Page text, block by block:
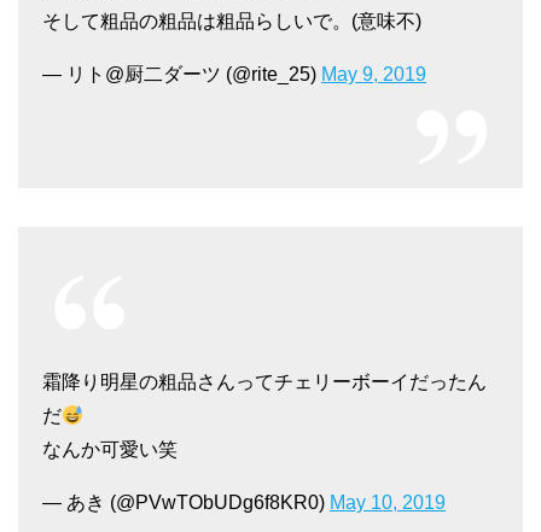
そして粗品の粗品は粗品らしいで。(意味不)
— リト@厨二ダーツ (@rite_25) May 9, 2019
霜降り明星の粗品さんってチェリーボーイだったん
だ
なんか可愛い笑
— あき (@PVwTObUDg6f8KR0) May 10, 2019